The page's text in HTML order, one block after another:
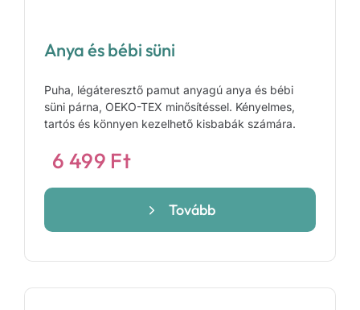
Anya és bébi süni
Puha, légáteresztő pamut anyagú anya és bébi
süni párna, OEKO-TEX minősítéssel. Kényelmes,
tartós és könnyen kezelhető kisbabák számára.
6 499 Ft
Tovább